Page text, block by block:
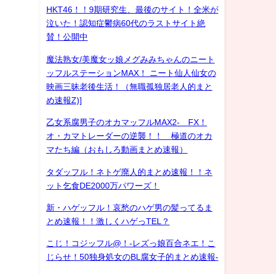
HKT46！！9期研究生、最後のサイト！全米が
泣いた！認知症鬱病60代のラストサイト絶
賛！公開中
魔法熟女/美魔女ッ娘メグみみちゃんのニート
ッフルステーションMAX！ ニート仙人仙女の
映画三昧老後生活！（無職孤独居老人的まと
め速報Z)]
乙女系腐男子のオカマッフルMAX2- FX！
オ・カマトレーダーの逆襲！！ 極道のオカ
マたち編（おもしろ動画まとめ速報）
タダッフル！ネトゲ廃人的まとめ速報！！ネ
ット乞食DE2000万パワーズ！
新・ハゲッフル！哀愁のハゲ男の髪ってるま
とめ速報！！激しくハゲっTEL？
こじ！コジッフル@！-レズっ娘百合ネエ！こ
じらせ！50独身処女のBL腐女子的まとめ速報-